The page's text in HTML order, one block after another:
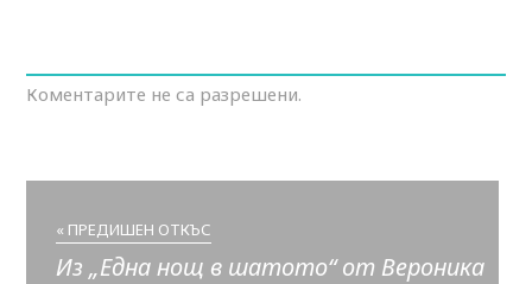
Коментарите не са разрешени.
« ПРЕДИШЕН ОТКЪС
Из „Една нощ в шатото“ от Вероника